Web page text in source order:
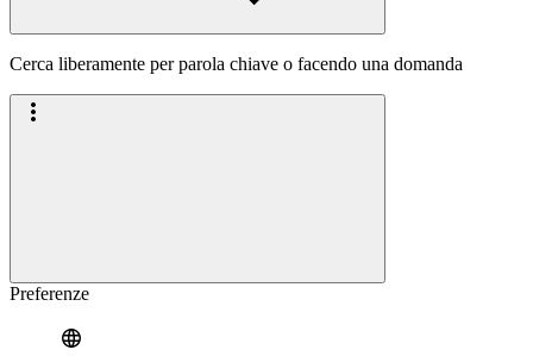
Cerca liberamente per parola chiave o facendo una domanda
Preferenze